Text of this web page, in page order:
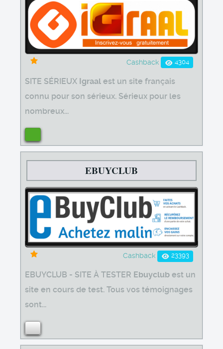
EBUYCLUB
Cashback 23393
EBUYCLUB - SITE À TESTER Ebuyclub est un
site en cours de test. Tous vos témoignages
sont...
Cashback 4304
SITE SÉRIEUX Igraal est un site français
connu pour son sérieux. Sérieux pour les
nombreux...